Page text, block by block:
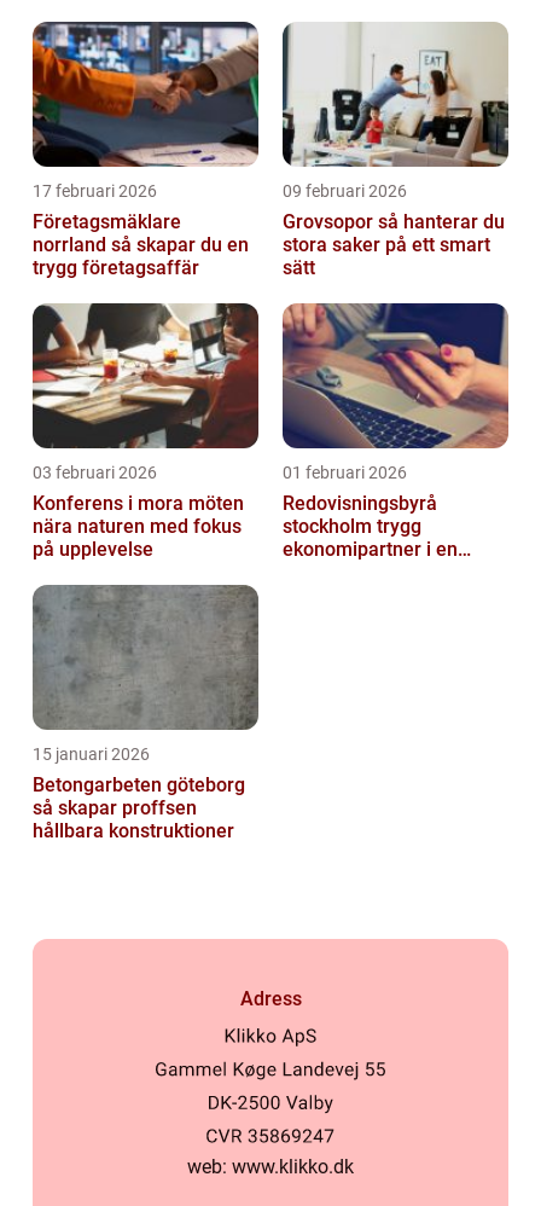
17 februari 2026
Företagsmäklare
norrland så skapar du en
trygg företagsaffär
09 februari 2026
Grovsopor så hanterar du
stora saker på ett smart
sätt
03 februari 2026
Konferens i mora möten
nära naturen med fokus
på upplevelse
01 februari 2026
Redovisningsbyrå
stockholm trygg
ekonomipartner i en
15 januari 2026
Betongarbeten göteborg
så skapar proffsen
hållbara konstruktioner
Adress
web: www.klikko.dk